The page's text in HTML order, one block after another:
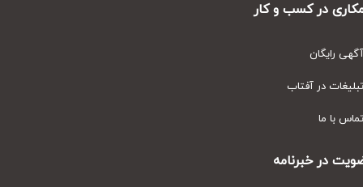
در کسب و کار
رایگان
در آفتاب
با ما
در خبرنامه